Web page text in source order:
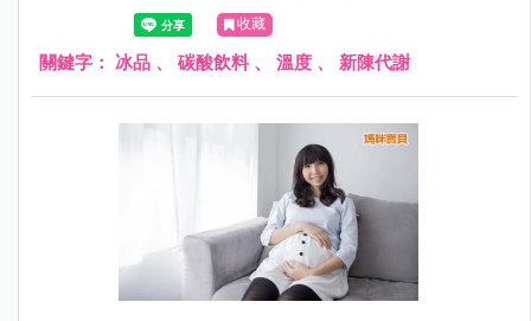
收藏
關鍵字： 冰品 、 碳酸飲料 、 溫度 、 新陳代謝